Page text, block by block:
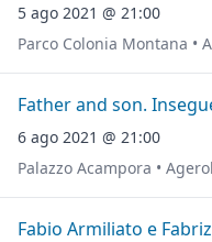
5 ago 2021 @ 21:00
Parco Colonia Montana •
Father and son.
6 ago 2021 @ 21:00
Palazzo Acampora •
Fabio Armiliato e